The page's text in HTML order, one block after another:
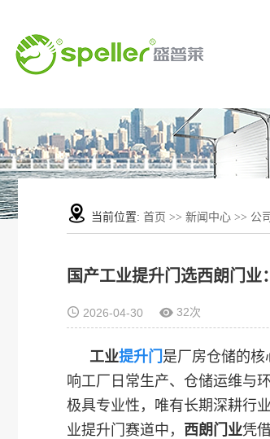
当前位置: 首页 >> 新闻中心 >> 公
国产工业提升门选西朗门业
2026-04-30 32次
工业提升门 是厂房仓储的
响工厂日常生产、仓储运维与
极具专业性，唯有长期深耕行
业提升门赛道中， 西朗门业凭